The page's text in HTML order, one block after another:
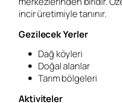
incir üretimiyle tanınır.
Gezilecek Yerler
Dağ köyleri
Doğal alanlar
Tarım bölgeleri
Aktiviteler